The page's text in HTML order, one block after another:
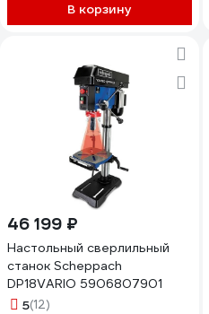
В корзину
46 199 ₽
Настольный сверлильный
станок Scheppach
DP18VARIO 5906807901
5(12)